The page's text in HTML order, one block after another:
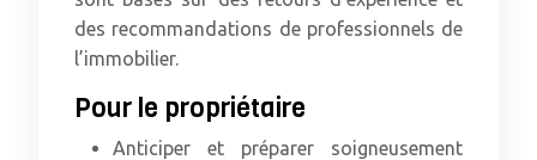
des recommandations de professionnels de
l’immobilier.
Pour le propriétaire
Anticiper et préparer soigneusement